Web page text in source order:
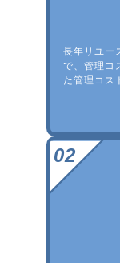
長年リユー
で、管理コ
た管理コス